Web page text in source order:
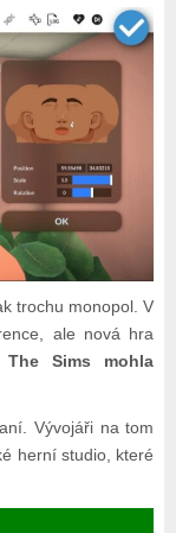
trochu monopol. V
ale nová hra
Sims mohla
Vývojáři na tom
herní studio, které